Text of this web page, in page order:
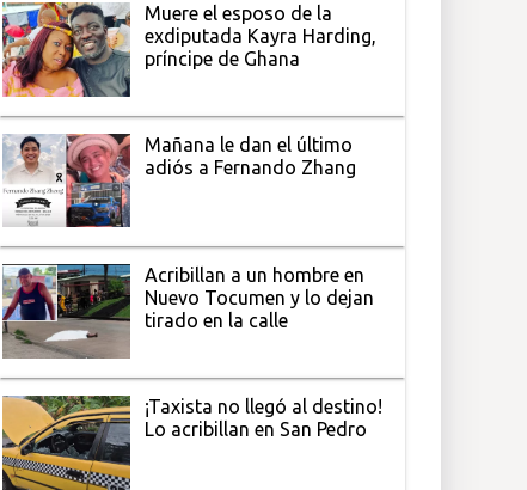
Muere el esposo de la
exdiputada Kayra Harding,
príncipe de Ghana
Mañana le dan el último
adiós a Fernando Zhang
Acribillan a un hombre en
Nuevo Tocumen y lo dejan
tirado en la calle
¡Taxista no llegó al destino!
Lo acribillan en San Pedro